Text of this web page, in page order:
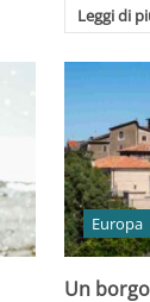
Leggi di
Europa
Un